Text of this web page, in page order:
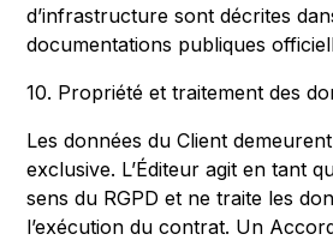
d’infrastructure sont décrites
documentations publiques
10. Propriété et traitement des
Les données du Client
exclusive. L’Éditeur agit en tant
sens du RGPD et ne traite les
l’exécution du contrat. Un